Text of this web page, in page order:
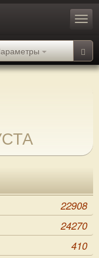
22908
24270
410